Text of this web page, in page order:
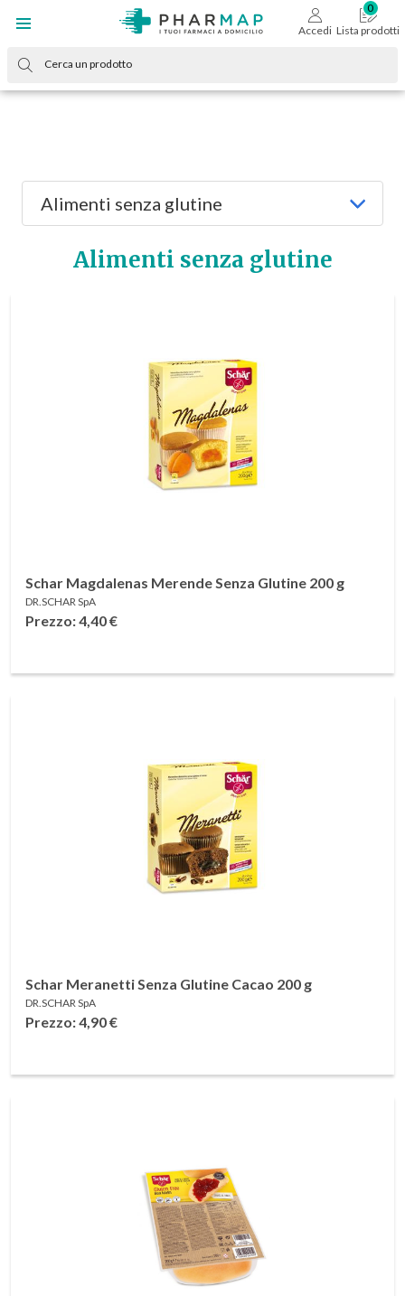
Accedi Lista prodotti
Alimenti senza glutine
Alimenti senza glutine
Schar Magdalenas Merende Senza Glutine 200 g
DR.SCHAR SpA
Prezzo: 4,40€
Schar Meranetti Senza Glutine Cacao 200 g
DR.SCHAR SpA
Prezzo: 4,90€